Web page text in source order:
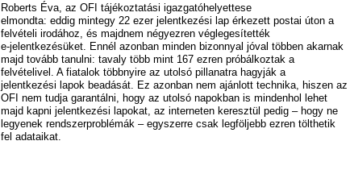
Roberts Éva, az OFI tájékoztatási igazgatóhelyettese
elmondta: eddig mintegy 22 ezer jelentkezési lap érkezett postai úton a
felvételi irodához, és majdnem négyezren véglegesítették
e-jelentkezésüket. Ennél azonban minden bizonnyal jóval többen akarnak
majd tovább tanulni: tavaly több mint 167 ezren próbálkoztak a
felvételivel. A fiatalok többnyire az utolsó pillanatra hagyják a
jelentkezési lapok beadását. Ez azonban nem ajánlott technika, hiszen az
OFI nem tudja garantálni, hogy az utolsó napokban is mindenhol lehet
majd kapni jelentkezési lapokat, az interneten keresztül pedig – hogy ne
legyenek rendszerproblémák – egyszerre csak legföljebb ezren tölthetik
fel adataikat.